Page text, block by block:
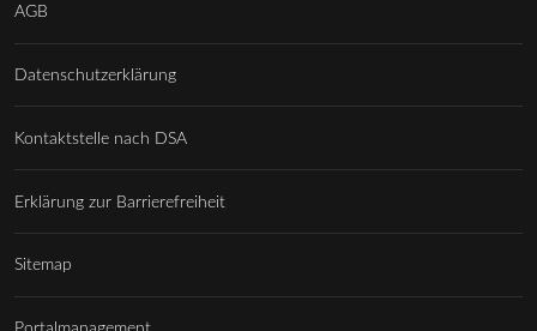
AGB
Datenschutzerklärung
Kontaktstelle nach DSA
Erklärung zur Barrierefreiheit
Sitemap